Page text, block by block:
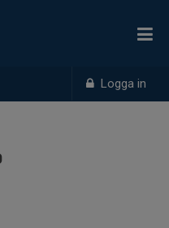
Logga in